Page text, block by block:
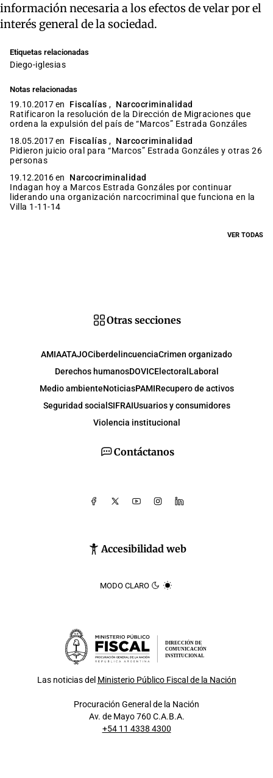
información necesaria a los efectos de velar por el
interés general de la sociedad.
Etiquetas relacionadas
diego-iglesias
Notas relacionadas
19.10.2017 en Fiscalías , Narcocriminalidad
Ratificaron la resolución de la Dirección de Migraciones que
ordena la expulsión del país de “Marcos” Estrada Gonzáles
18.05.2017 en
Fiscalías , Narcocriminalidad
Pidieron juicio oral para “Marcos” Estrada Gonzáles y otras 26
personas
19.12.2016 en
Narcocriminalidad
Indagan hoy a Marcos Estrada Gonzáles por continuar
liderando una organización narcocriminal que funciona en la
Villa 1-11-14
VER TODAS
Contáctanos
Accesibilidad web
MODO CLARO
Otras secciones
AMIAATAJOCiberdelincuenciaCrimen organizado
Derechos humanosDOVICElectoral Laboral
Medio ambienteNoticiasPAMIRecupero de activos
Seguridad social SIFRAIUsuarios y consumidores
Violencia institucional
DIRECCIÓN DE
COMUNICACIÓN
INSTITUCIONAL
Las noticias del Ministerio Público Fiscal de la Nación
Procuración General de la Nación
Av. de Mayo 760 C.A.B.A.
+54 11 4338 4300